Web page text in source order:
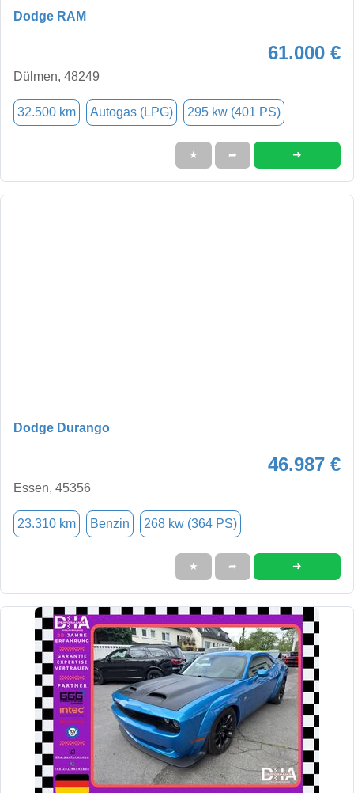
Dodge RAM
61.000 €
Dülmen, 48249
32.500 km Autogas (LPG) 295 kw (401 PS)
★ ➦ ➜
Dodge Durango
46.987 €
Essen, 45356
23.310 km Benzin 268 kw (364 PS)
★ ➦ ➜